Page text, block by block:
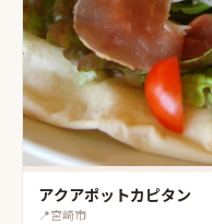
アクアポットカピタン
📍宮崎市